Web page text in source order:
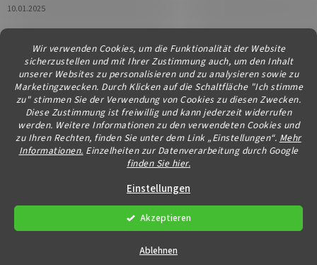
Wir verwenden Cookies, um die Funktionalität der Website
sicherzustellen und mit Ihrer Zustimmung auch, um den Inhalt
unserer Websites zu personalisieren und zu analysieren sowie zu
Marketingzwecken. Durch Klicken auf die Schaltfläche "Ich stimme
zu" stimmen Sie der Verwendung von Cookies zu diesen Zwecken.
Diese Zustimmung ist freiwillig und kann jederzeit widerrufen
werden. Weitere Informationen zu den verwendeten Cookies und
zu Ihren Rechten, finden Sie unter dem Link „Einstellungen“. Mehr
Informationen. Einzelheiten zur Datenverarbeitung durch Google
finden Sie hier.
Einstellungen
Ablehnen
Akzeptieren
10.01.2025
Kontakt
info@diagstore.at
Erstellt von Shoptet
Copyright 2026diagstore.at. Alle Rechte vorbehalten.Cookie-
Einstellungen ändern